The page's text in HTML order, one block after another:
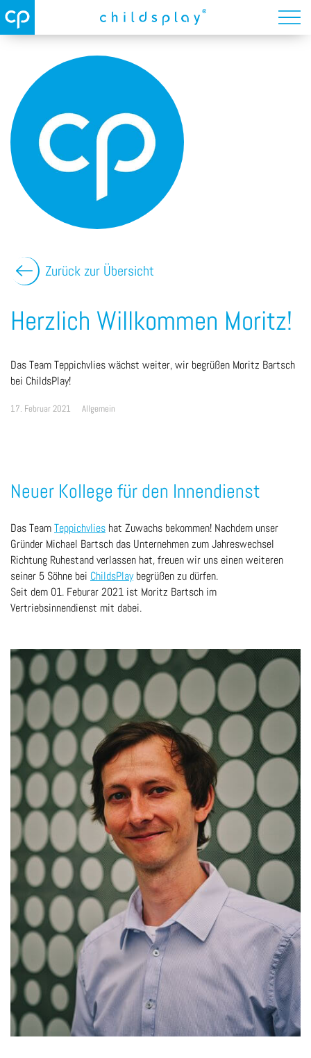
Zurück zur Übersicht
Herzlich Willkommen Moritz!
Das Team Teppichvlies wächst weiter, wir begrüßen Moritz Bartsch
bei ChildsPlay!
17. Februar 2021 Allgemein
Neuer Kollege für den Innendienst
Das TeamTeppichvlies hat Zuwachs bekommen! Nachdem unser
Gründer Michael Bartsch das Unternehmen zum Jahreswechsel
Richtung Ruhestand verlassen hat, freuen wir uns einen weiteren
seiner 5 Söhne bei ChildsPlaybegrüßen zu dürfen.
Seit dem 01. Feburar 2021 ist Moritz Bartsch im
Vertriebsinnendienst mit dabei.